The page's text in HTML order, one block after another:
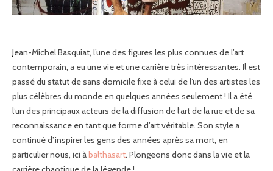
Jean-Michel Basquiat, l’une des figures les plus connues de l’art
contemporain, a eu une vie et une carrière très intéressantes. Il est
passé du statut de sans domicile fixe à celui de l’un des artistes les
plus célèbres du monde en quelques années seulement ! Il a été
l’un des principaux acteurs de la diffusion de l’art de la rue et de sa
reconnaissance en tant que forme d’art véritable. Son style a
continué d’inspirer les gens des années après sa mort, en
particulier nous, ici à balthasart. Plongeons donc dans la vie et la